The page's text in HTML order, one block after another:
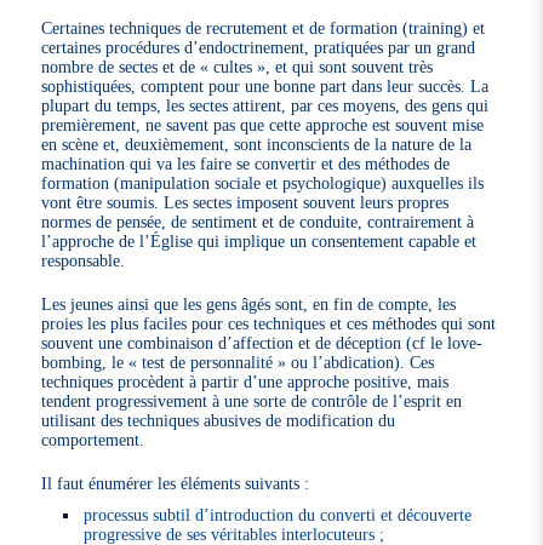
Certaines techniques de recrutement et de formation (training) et
certaines procédures d’endoctrinement, pratiquées par un grand
nombre de sectes et de « cultes », et qui sont souvent très
sophistiquées, comptent pour une bonne part dans leur succès. La
plupart du temps, les sectes attirent, par ces moyens, des gens qui
premièrement, ne savent pas que cette approche est souvent mise
en scène et, deuxièmement, sont inconscients de la nature de la
machination qui va les faire se convertir et des méthodes de
formation (manipulation sociale et psychologique) auxquelles ils
vont être soumis. Les sectes imposent souvent leurs propres
normes de pensée, de sentiment et de conduite, contrairement à
l’approche de l’Église qui implique un consentement capable et
responsable.
Les jeunes ainsi que les gens âgés sont, en fin de compte, les
proies les plus faciles pour ces techniques et ces méthodes qui sont
souvent une combinaison d’affection et de déception (cf le love-
bombing, le « test de personnalité » ou l’abdication). Ces
techniques procèdent à partir d’une approche positive, mais
tendent progressivement à une sorte de contrôle de l’esprit en
utilisant des techniques abusives de modification du
comportement.
Il faut énumérer les éléments suivants :
processus subtil d’introduction du converti et découverte
progressive de ses véritables interlocuteurs ;